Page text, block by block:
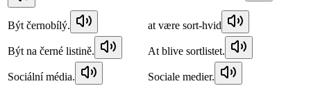
Být černobílý. at være sort-hvid
Být na černé listině. At blive sortlistet.
Sociální média. Sociale medier.